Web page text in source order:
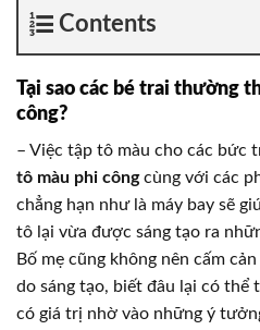
Contents
Tại sao các bé trai thường
công?
– Việc tập tô màu cho các bức
tô màu phi côngcùng với các
chẳng hạn như là máy bay sẽ
tô lại vừa được sáng tạo ra
Bố mẹ cũng không nên cấm
do sáng tạo, biết đâu lại có thể
có giá trị nhờ vào những ý